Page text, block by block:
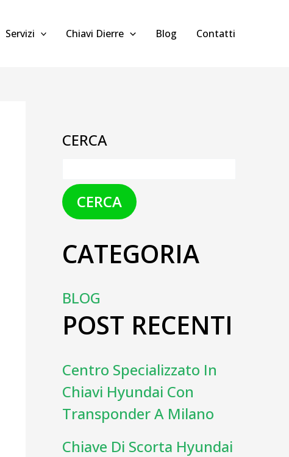
Servizi Chiavi Dierre Blog Contatti
CERCA
CERCA
CATEGORIA
BLOG
POST RECENTI
Centro Specializzato In
Chiavi Hyundai Con
Transponder A Milano
Chiave Di Scorta Hyundai